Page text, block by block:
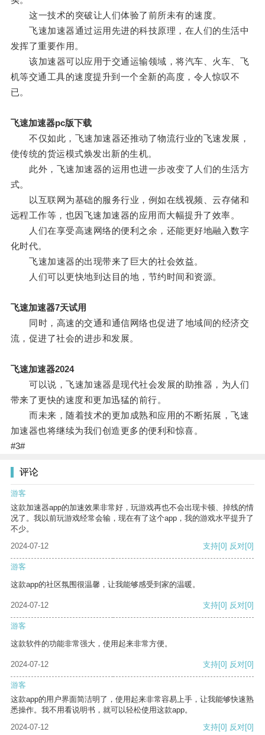
这一技术的突破让人们体验了前所未有的速度。
飞速加速器通过运用先进的科技原理，在人们的生活中
发挥了重要作用。
该加速器可以应用于交通运输领域，将汽车、火车、飞
机等交通工具的速度提升到一个全新的高度，令人惊叹不
已。
飞速加速器pc版下载
不仅如此，飞速加速器还推动了物流行业的飞速发展，
使传统的货运模式焕发出新的生机。
此外，飞速加速器的运用也进一步改变了人们的生活方
式。
以互联网为基础的服务行业，例如在线视频、云存储和
远程工作等，也因飞速加速器的应用而大幅提升了效率。
人们在享受高速网络的便利之余，还能更好地融入数字
化时代。
飞速加速器的出现带来了巨大的社会效益。
人们可以更快地到达目的地，节约时间和资源。
飞速加速器7天试用
同时，高速的交通和通信网络也促进了地域间的经济交
流，促进了社会的进步和发展。
飞速加速器2024
可以说，飞速加速器是现代社会发展的助推器，为人们
带来了更快的速度和更加迅猛的前行。
而未来，随着技术的更加成熟和应用的不断拓展，飞速
加速器也将继续为我们创造更多的便利和惊喜。
#3#
评论
游客
这款加速器app的加速效果非常好，玩游戏再也不会出现卡顿、掉线的情
况了。我以前玩游戏经常会输，现在有了这个app，我的游戏水平提升了
不少。
2024-07-12
支持[0] 反对[0]
游客
这款app的社区氛围很温馨，让我能够感受到家的温暖。
2024-07-12 支持[0] 反对[0]
游客
这款软件的功能非常强大，使用起来非常方便。
2024-07-12 支持[0] 反对[0]
游客
这款app的用户界面简洁明了，使用起来非常容易上手，让我能够快速熟
悉操作。我不用看说明书，就可以轻松使用这款app。
2024-07-12
支持[0] 反对[0]